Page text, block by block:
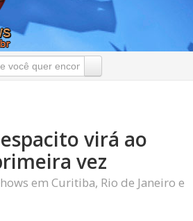
virá ao
vez
em Curitiba, Rio de Janeiro e